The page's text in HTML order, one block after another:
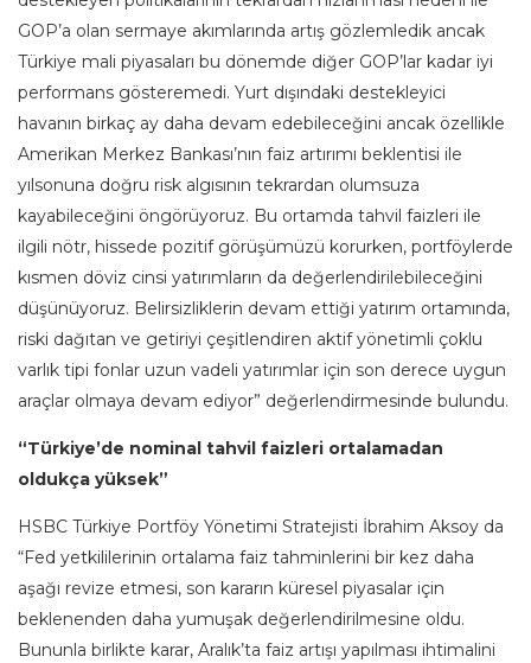
GOP’a olan sermaye akımlarında artış gözlemledik ancak
Türkiye mali piyasaları bu dönemde diğer GOP’lar kadar iyi
performans gösteremedi. Yurt dışındaki destekleyici
havanın birkaç ay daha devam edebileceğini ancak özellikle
Amerikan Merkez Bankası’nın faiz artırımı beklentisi ile
yılsonuna doğru risk algısının tekrardan olumsuza
kayabileceğini öngörüyoruz. Bu ortamda tahvil faizleri ile
ilgili nötr, hissede pozitif görüşümüzü korurken, portföylerde
kısmen döviz cinsi yatırımların da değerlendirilebileceğini
düşünüyoruz. Belirsizliklerin devam ettiği yatırım ortamında,
riski dağıtan ve getiriyi çeşitlendiren aktif yönetimli çoklu
varlık tipi fonlar uzun vadeli yatırımlar için son derece uygun
araçlar olmaya devam ediyor” değerlendirmesinde bulundu.
“Türkiye’de nominal tahvil faizleri ortalamadan
oldukça yüksek”
HSBC Türkiye Portföy Yönetimi Stratejisti İbrahim Aksoy da
“Fed yetkililerinin ortalama faiz tahminlerini bir kez daha
aşağı revize etmesi, son kararın küresel piyasalar için
beklenenden daha yumuşak değerlendirilmesine oldu.
Bununla birlikte karar, Aralık’ta faiz artışı yapılması ihtimalini